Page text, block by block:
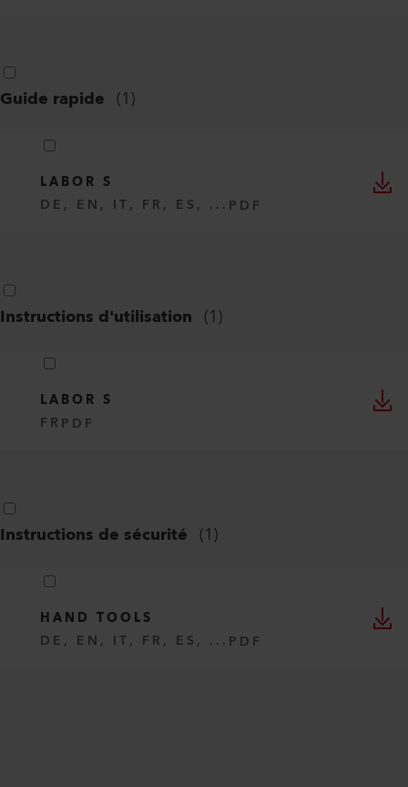
Guide rapide (1)
LABOR S
DE, EN, IT, FR, ES, ... PDF
Instructions d'utilisation (1)
LABOR S
FR PDF
Instructions de sécurité (1)
HAND TOOLS
DE, EN, IT, FR, ES, ... PDF